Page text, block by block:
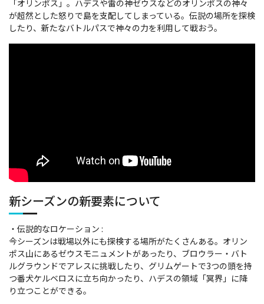
「オリンポス」。ハデスや雷の神ゼウスなどのオリンポスの神々
が超然とした怒りで島を支配してしまっている。伝説の場所を探検
したり、新たなバトルパスで神々の力を利用して戦おう。
新シーズンの新要素について
・伝説的なロケーション :
今シーズンは戦場以外にも探検する場所がたくさんある。オリン
ポス山にあるゼウスモニュメントがあったり、ブロウラー・バト
ルグラウンドでアレスに挑戦したり、グリムゲートで3つの頭を持
つ番犬ケルベロスに立ち向かったり、ハデスの領域「冥界」に降
り立つことができる。